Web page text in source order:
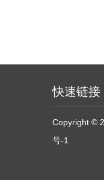
快速链接
Copyright ©
号-1